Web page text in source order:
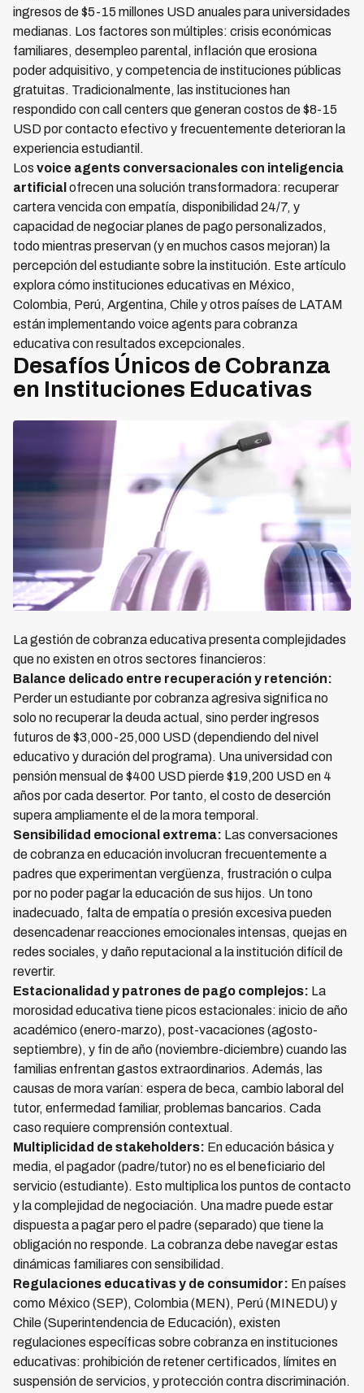
ingresos de $5-15 millones USD anuales para universidades
medianas. Los factores son múltiples: crisis económicas
familiares, desempleo parental, inflación que erosiona
poder adquisitivo, y competencia de instituciones públicas
gratuitas. Tradicionalmente, las instituciones han
respondido con call centers que generan costos de $8-15
USD por contacto efectivo y frecuentemente deterioran la
experiencia estudiantil.
Los voice agents conversacionales con inteligencia
artificial ofrecen una solución transformadora: recuperar
cartera vencida con empatía, disponibilidad 24/7, y
capacidad de negociar planes de pago personalizados,
todo mientras preservan (y en muchos casos mejoran) la
percepción del estudiante sobre la institución. Este artículo
explora cómo instituciones educativas en México,
Colombia, Perú, Argentina, Chile y otros países de LATAM
están implementando voice agents para cobranza
educativa con resultados excepcionales.
Desafíos Únicos de Cobranza
en Instituciones Educativas
La gestión de cobranza educativa presenta complejidades
que no existen en otros sectores financieros:
Balance delicado entre recuperación y retención:
Perder un estudiante por cobranza agresiva significa no
solo no recuperar la deuda actual, sino perder ingresos
futuros de $3,000-25,000 USD (dependiendo del nivel
educativo y duración del programa). Una universidad con
pensión mensual de $400 USD pierde $19,200 USD en 4
años por cada desertor. Por tanto, el costo de deserción
supera ampliamente el de la mora temporal.
Sensibilidad emocional extrema: Las conversaciones
de cobranza en educación involucran frecuentemente a
padres que experimentan vergüenza, frustración o culpa
por no poder pagar la educación de sus hijos. Un tono
inadecuado, falta de empatía o presión excesiva pueden
desencadenar reacciones emocionales intensas, quejas en
redes sociales, y daño reputacional a la institución difícil de
revertir.
Estacionalidad y patrones de pago complejos: La
morosidad educativa tiene picos estacionales: inicio de año
académico (enero-marzo), post-vacaciones (agosto-
septiembre), y fin de año (noviembre-diciembre) cuando las
familias enfrentan gastos extraordinarios. Además, las
causas de mora varían: espera de beca, cambio laboral del
tutor, enfermedad familiar, problemas bancarios. Cada
caso requiere comprensión contextual.
Multiplicidad de stakeholders: En educación básica y
media, el pagador (padre/tutor) no es el beneficiario del
servicio (estudiante). Esto multiplica los puntos de contacto
y la complejidad de negociación. Una madre puede estar
dispuesta a pagar pero el padre (separado) que tiene la
obligación no responde. La cobranza debe navegar estas
dinámicas familiares con sensibilidad.
Regulaciones educativas y de consumidor: En países
como México (SEP), Colombia (MEN), Perú (MINEDU) y
Chile (Superintendencia de Educación), existen
regulaciones específicas sobre cobranza en instituciones
educativas: prohibición de retener certificados, límites en
suspensión de servicios, y protección contra discriminación.